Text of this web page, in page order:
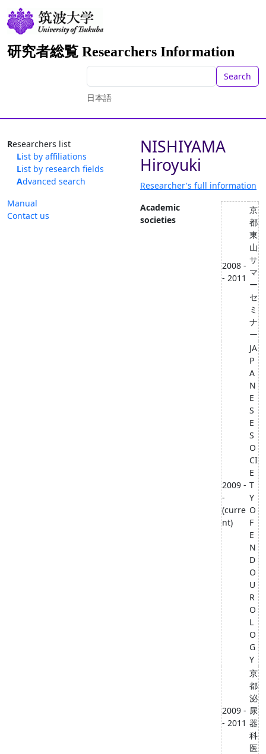
研究者総覧 Researchers Information
Search
日本語
Researchers list
List by affiliations
List by research fields
Advanced search
Manual
Contact us
NISHIYAMA
Hiroyuki
Researcher's full information
Academic
societies
2008 -
- 2011
京
都
東
山
サ
マ
ー
セ
ミ
ナ
ー
2009 -
-
(curre
nt)
JA
P
A
N
E
S
E
S
O
CI
E
T
Y
O
F
E
N
D
O
U
R
O
L
O
G
Y
2009 -
- 2011
京
都
泌
尿
器
科
医